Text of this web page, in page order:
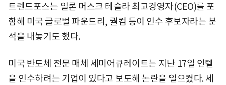
트렌드포스는 일론 머스크 테슬라 최고경영자(CEO)를 포
함해 미국 글로벌 파운드리, 퀄컴 등이 인수 후보자라는 분
석을 내놓기도 했다.
미국 반도체 전문 매체 세미어큐레이트는 지난 17일 인텔
을 인수하려는 기업이 있다고 보도해 논란을 일으켰다. 세